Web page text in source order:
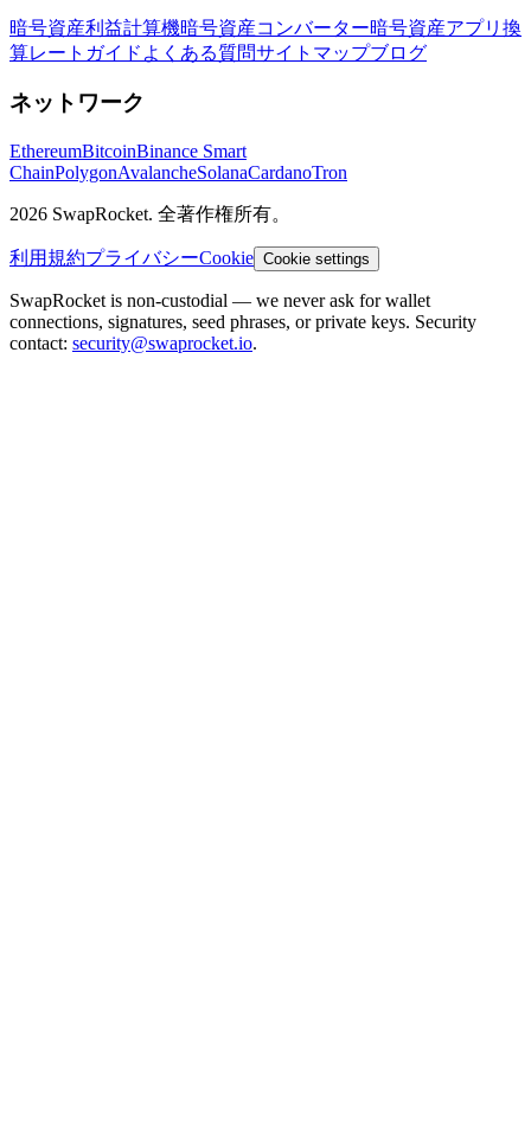
暗号資産利益計算機暗号資産コンバーター暗号資産アプリ 換
算レート ガイド よくある質問サイトマップブログ
ネットワーク
EthereumBitcoinBinance Smart
ChainPolygonAvalancheSolanaCardanoTron
2026 SwapRocket. 全著作権所有。
利用規約プライバシーCookie Cookie settings
SwapRocket is non-custodial — we never ask for wallet
connections, signatures, seed phrases, or private keys. Security
contact: security@swaprocket.io.